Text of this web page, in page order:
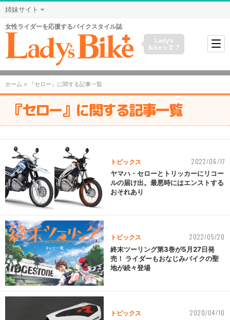
姉妹サイト
女性ライダーを応援するバイクスタイル誌
Lady's
Bikeって？
ホーム > 『セロー』に関する記事一覧
『セロー』に関する記事一覧
トピックス 2022/06/17
ヤマハ・セローとトリッカーにリコー
ルの届け出。最悪時にはエンストする
おそれあり
トピックス 2022/05/20
終末ツーリング第3巻が5月27日発
売！ ライダーもおなじみバイクの聖
地が続々登場
トピックス 2020/04/10